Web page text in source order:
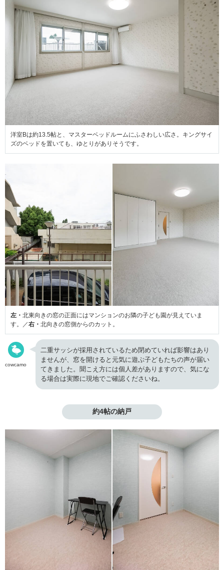
洋室Bは約13.5帖と、マスターベッドルームにふさわしい広さ。キングサイ
ズのベッドを置いても、ゆとりがありそうです。
左・ 北東向きの窓の正面にはマンションのお隣の子ども園が見えていま
す。／右・ 北向きの窓側からのカット。
cowcamo
二重サッシが採用されているため閉めていれば影響はあり
ませんが、窓を開けると元気に遊ぶ子どもたちの声が届い
てきました。聞こえ方には個人差がありますので、気にな
る場合は実際に現地でご確認くださいね。
約4帖の納戸